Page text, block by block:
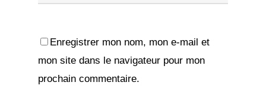
Enregistrer mon nom, mon e-mail et
mon site dans le navigateur pour mon
prochain commentaire.